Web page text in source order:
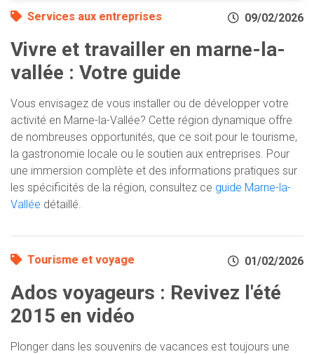
Services aux entreprises 09/02/2026
Vivre et travailler en marne-la-
vallée : Votre guide
Vous envisagez de vous installer ou de développer votre
activité en Marne-la-Vallée? Cette région dynamique offre
de nombreuses opportunités, que ce soit pour le tourisme,
la gastronomie locale ou le soutien aux entreprises. Pour
une immersion complète et des informations pratiques sur
les spécificités de la région, consultez ce guide Marne-la-
Vallée détaillé.
Tourisme et voyage 01/02/2026
Ados voyageurs : Revivez l'été
2015 en vidéo
Plonger dans les souvenirs de vacances est toujours une